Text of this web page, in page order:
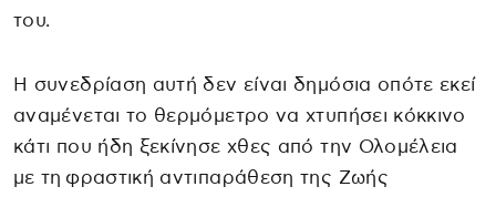
του.
Η συνεδρίαση αυτή δεν είναι δημόσια οπότε εκεί
αναμένεται το θερμόμετρο να χτυπήσει κόκκινο
κάτι που ήδη ξεκίνησε χθες από την Ολομέλεια
με τη φραστική αντιπαράθεση της Ζωής